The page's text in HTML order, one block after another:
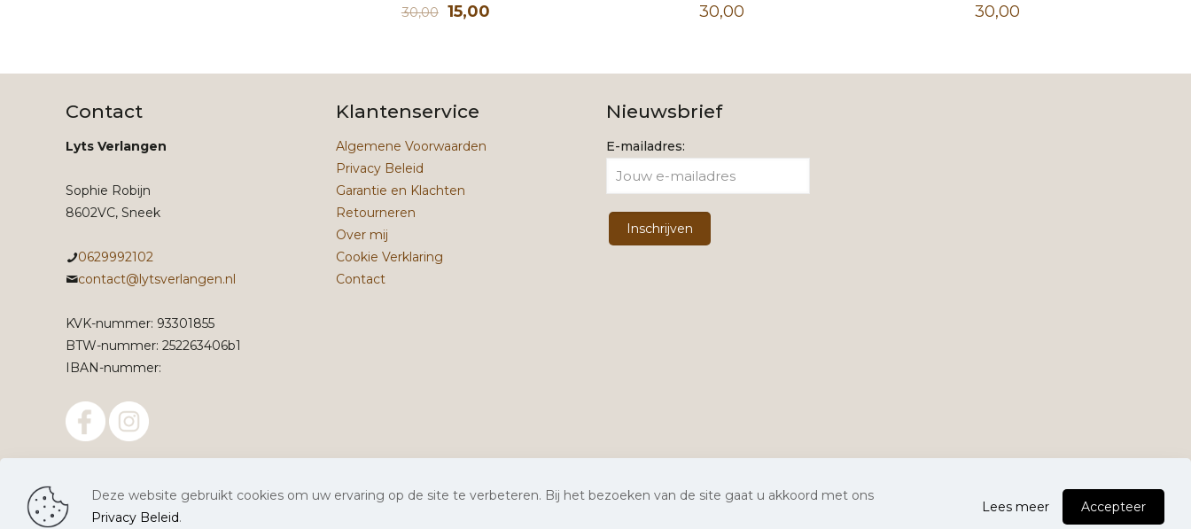
30,00 Oorspronkelijke
30,00.
15,00Huidige
15,00.
30,00 30,00
Contact
Lyts Verlangen
Sophie Robijn
8602VC, Sneek
0629992102
contact@lytsverlangen.nl
KVK-nummer: 93301855
BTW-nummer: 252263406b1
IBAN-nummer:
Klantenservice
Algemene Voorwaarden
Privacy Beleid
Garantie en Klachten
Retourneren
Over mij
Cookie Verklaring
Contact
Nieuwsbrief
E-mailadres:
© Lyts Verlangen. Alle rechten voorbehouden. |
Deze website gebruikt cookies om uw ervaring op de site te verbeteren. Bij het bezoeken van de site gaat u akkoord met ons
Privacy Beleid.
Lees meer Accepteer